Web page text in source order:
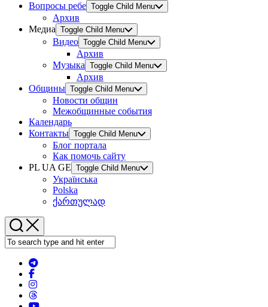
Вопросы ребе Toggle Child Menu
Архив
Медиа Toggle Child Menu
Видео Toggle Child Menu
Архив
Музыка Toggle Child Menu
Архив
Общины Toggle Child Menu
Новости общин
Межобщинные события
Календарь
Контакты Toggle Child Menu
Блог портала
Как помочь сайту
PL UA GE Toggle Child Menu
Українська
Polska
ქართულად